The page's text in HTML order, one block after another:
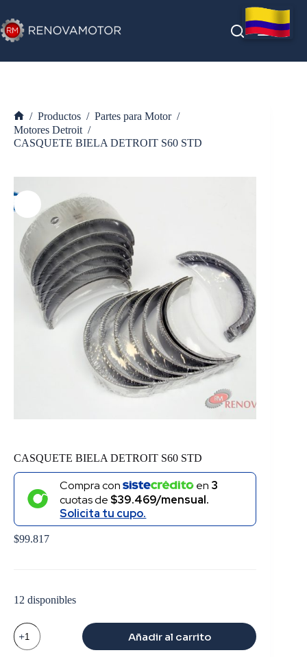
al
contenido
Inicio
/ Productos / Partes para Motor /
Motores Detroit /
CASQUETE BIELA DETROIT S60 STD
CASQUETE BIELA DETROIT S60 STD
Compra con en 3
cuotas de $39.469/mensual.
Solicita tu cupo.
$99.817
12 disponibles
CASQUETE
BIELA
DETROIT
Añadir al carrito